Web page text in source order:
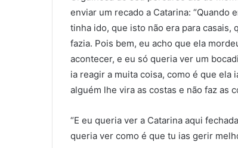
enviar um recado a Catarina: “Quando
tinha ido, que isto não era para casais,
fazia. Pois bem, eu acho que ela
acontecer, e eu só queria ver um
ia reagir a muita coisa, como é que
alguém lhe vira as costas e não faz as
“E eu queria ver a Catarina aqui
queria ver como é que tu ias gerir